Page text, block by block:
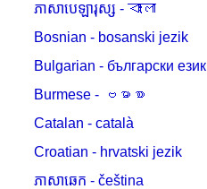
ភាសាបេឡារុស្ស - বাংলা
Bosnian - bosanski jezik
Bulgarian - български език
Burmese - ဗမာစာ
Catalan - català
Croatian - hrvatski jezik
ភាសាឆេក - čeština